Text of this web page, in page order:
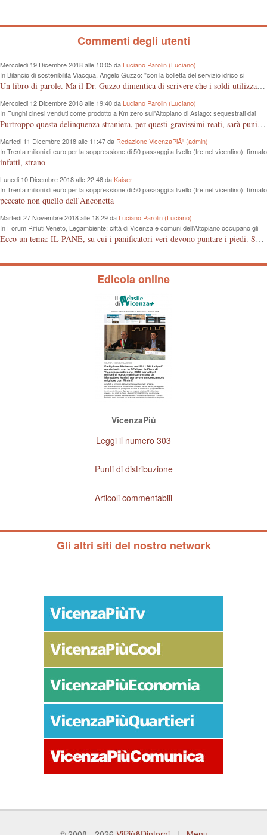
Commenti degli utenti
Mercoledi 19 Dicembre 2018 alle 10:05 da Luciano Parolin (Luciano)
In Bilancio di sostenibilità Viacqua, Angelo Guzzo: "con la bolletta del servizio idrico si
proteggono i fiumi dall'inquinamento"
Un libro di parole. Ma il Dr. Guzzo dimentica di scrivere che i soldi utilizzati sono quelli dei cittadini, in questo caso consumatori, che pagano tutto dalla fognatura, alle sedi "ergonomiche", all'IVA. Almeno un grazie ai contribuenti Vicentini!
Mercoledi 12 Dicembre 2018 alle 19:40 da Luciano Parolin (Luciano)
In Funghi cinesi venduti come prodotto a Km zero sull'Altopiano di Asiago: sequestrati dai
Forestali 100 Kg da 8 mila euro
Purtroppo questa delinquenza straniera, per questi gravissimi reati, sarà punita "forse" e solo come frode commerciale. La colpa è nostra che compriamo cineserie, senza sapere leggere un marchio o controllare le etichette, loro, quelli dell'est "Europei" ci sguazzano con i nostri prodotti, vanno e vengono dal confine con la roba nostra, ma nessuno controlla...poverini ! Mala tempora currunt.
Martedi 11 Dicembre 2018 alle 11:47 da Redazione VicenzaPiÃ¹ (admin)
In Trenta milioni di euro per la soppressione di 50 passaggi a livello (tre nel vicentino): firmato
protocollo d’intesa tra Regione e Rfi
infatti, strano
Lunedi 10 Dicembre 2018 alle 22:48 daKaiser
In Trenta milioni di euro per la soppressione di 50 passaggi a livello (tre nel vicentino): firmato
protocollo d’intesa tra Regione e Rfi
peccato non quello dell'Anconetta
Martedi 27 Novembre 2018 alle 18:29 da Luciano Parolin (Luciano)
In Forum Rifiuti Veneto, Legambiente: città di Vicenza e comuni dell'Altopiano occupano gli
ultimi posti nella raccolta differenziata
Ecco un tema: IL PANE, su cui i panificatori veri devono puntare i piedi. Se il pane è fresco vuol dire di giornata. Il consumatore deve avere la garanzia dell'acquisto, il controllo deve avvenire anche da parte delle associazioni di categoria che devono proteggere gli artigiani onesti, anche se pagato qualcosa in più. Grazie.
Edicola online
VicenzaPiù
Leggi il numero 303
Punti di distribuzione
Articoli commentabili
Gli altri siti del nostro network